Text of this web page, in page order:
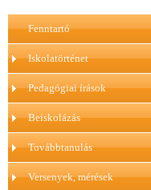
Fenntartó
Iskolatörténet
Pedagógiai írások
Beiskolázás
Továbbtanulás
Versenyek, mérések